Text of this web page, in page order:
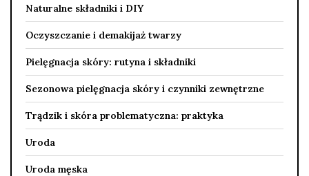
Naturalne składniki i DIY
Oczyszczanie i demakijaż twarzy
Pielęgnacja skóry: rutyna i składniki
Sezonowa pielęgnacja skóry i czynniki zewnętrzne
Trądzik i skóra problematyczna: praktyka
Uroda
Uroda męska